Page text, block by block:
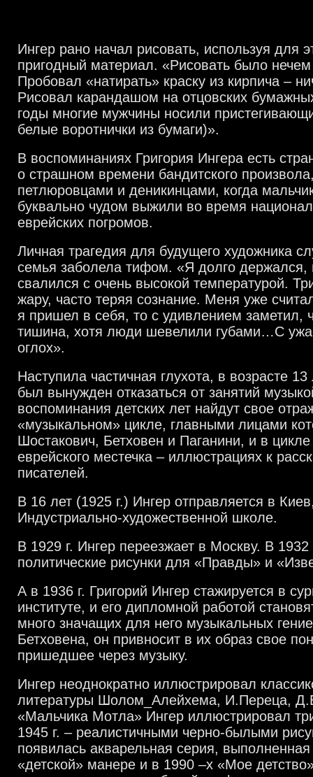
Ингер рано начал рисовать, используя для
пригодный материал. «Рисовать было
Пробовал «натирать» краску из кирпича –
Рисовал карандашом на отцовских
годы многие мужчины носили
белые воротнички из бумаги)».
В воспоминаниях Григория Ингера есть
о страшном времени бандитского
петлюровцами и деникинцами, когда
буквально чудом выжили во время
еврейских погромов.
Личная трагедия для будущего художника
семья заболела тифом. «Я долго держался,
свалился с очень высокой температурой.
жару, часто теряя сознание. Меня уже
я пришел в себя, то с удивлением заметил,
тишина, хотя люди шевелили губами…С
оглох».
Наступила частичная глухота, в возрасте
был вынужден отказаться от занятий
воспоминания детских лет найдут свое
«музыкальном» цикле, главными лицами
Шостакович, Бетховен и Паганини, и в
еврейского местечка – иллюстрациях к
писателей.
В 16 лет (1925 г.) Ингер отправляется в
Индустриально-художественной школе.
В 1929 г. Ингер переезжает в Москву. В 1932
политические рисунки для «Правды» и
А в 1936 г. Григорий Ингер стажируется в
институте, и его дипломной работой
много значащих для него музыкальных
Бетховена, он привносит в их образ свое
пришедшее через музыку.
Ингер неоднократно иллюстрировал
литературы Шолом_Алейхема, И.Переца,
«Мальчика Мотла» Ингер иллюстрировал
1945 г. – реалистичными черно-былыми
появилась акварельная серия,
«детской» манере и в 1990 –х «Мое